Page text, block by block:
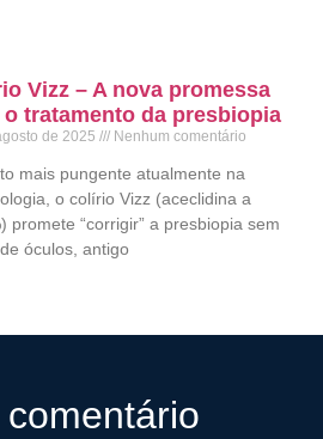
Vizz – A nova promessa
o tratamento da presbiopia
de 2025 Nenhum comentário
mais pungente atualmente na
o colírio Vizz (aceclidina a
promete “corrigir” a presbiopia sem
óculos, antigo